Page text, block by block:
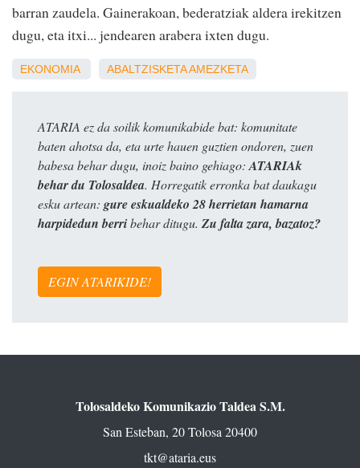
barran zaudela. Gainerakoan, bederatziak aldera irekitzen
dugu, eta itxi... jendearen arabera ixten dugu.
EKONOMIA ABALTZISKETAAMEZKETA
ATARIA ez da soilik komunikabide bat: komunitate
baten ahotsa da, eta urte hauen guztien ondoren, zuen
babesa behar dugu, inoiz baino gehiago:ATARIAk
behar du Tolosaldea. Horregatik erronka bat daukagu
esku artean: gure eskualdeko 28 herrietan hamarna
harpidedun berribehar ditugu. Zu falta zara, bazatoz?
EGIN ATARIKIDE!
Tolosaldeko Komunikazio Taldea S.M.
San Esteban, 20 Tolosa 20400
tkt@ataria.eus